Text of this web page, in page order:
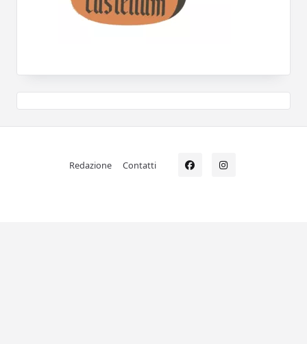
Redazione Contatti